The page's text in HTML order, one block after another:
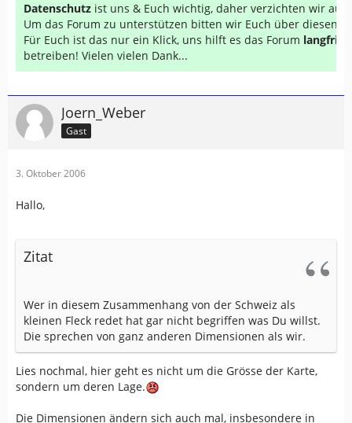
Datenschutz ist uns & Euch wichtig, daher verzichten wir auf
Um das Forum zu unterstützen bitten wir Euch über diesen
Für Euch ist das nur ein Klick, uns hilft es das Forum
betreiben! Vielen vielen Dank...
Joern_Weber
Gast
3. Oktober 2006
Hallo,
Zitat
Wer in diesem Zusammenhang von der Schweiz als
kleinen Fleck redet hat gar nicht begriffen was Du willst.
Die sprechen von ganz anderen Dimensionen als wir.
Lies nochmal, hier geht es nicht um die Grösse der Karte,
sondern um deren Lage.
Die Dimensionen ändern sich auch mal, insbesondere in